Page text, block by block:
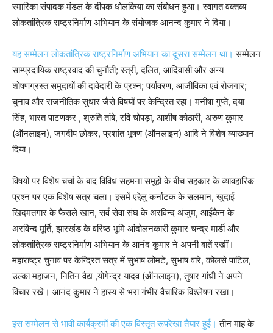
स्मारिका संपादक मंडल के दीपक धोलकिया का संबोधन हुआ। स्वागत वक्तव्य
लोकतांत्रिक राष्ट्रनिर्माण अभियान के संयोजक आनन्द कुमार ने दिया।
यह सम्मेलन लोकतांत्रिक राष्ट्रनिर्माण अभियान का दूसरा सम्मेलन था। सम्मेलन
साम्प्रदायिक राष्ट्रवाद की चुनौती; स्त्री, दलित, आदिवासी और अन्य
शोषणग्रस्त समुदायों की दावेदारी के प्रश्न; पर्यावरण, आजीविका एवं रोजगार;
चुनाव और राजनीतिक सुधार जैसे विषयों पर केन्द्रित रहा। मनीषा गुप्ते, दया
सिंह, भारत पाटणकर , श्रुति तांबे, रवि चोपड़ा, आशीष कोठारी, अरुण कुमार
(ऑनलाइन), जगदीप छोकर, प्रशांत भूषण (ऑनलाइन) आदि ने विशेष व्याख्यान
दिया।
विषयों पर विशेष चर्चा के बाद विविध सहमना समूहों के बीच सहकार के व्यावहारिक
प्रश्न पर एक विशेष सत्र चला। इसमें एद्देलु कर्नाटक के सलमान, खुदाई
खिदमतगार के फैसले खान, सर्व सेवा संघ के अरविन्द अंजुम, आईकैन के
अरविन्द मूर्ति, झारखंड के वरिष्ठ भूमि आंदोलनकारी कुमार चन्द्र मार्डी और
लोकतांत्रिक राष्ट्रनिर्माण अभियान के आनंद कुमार ने अपनी बातें रखीं।
महाराष्ट्र चुनाव पर केन्द्रित सत्र में सुभाष लोमटे, सुभाष वारे, कोलसे पाटिल,
उल्का महाजन, नितिन वैद्य ,योगेन्द्र यादव (ऑनलाइन), तुषार गांधी ने अपने
विचार रखे। आनंद कुमार ने हास्य से भरा गंभीर वैचारिक विश्लेषण रखा।
इस सम्मेलन से भावी कार्यक्रमों की एक विस्तृत रूपरेखा तैयार हुई। तीन माह के